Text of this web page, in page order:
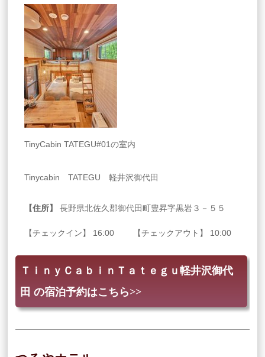
TinyCabin TATEGU#01の室内
Tinycabin TATEGU 軽井沢御代田
【住所】 長野県北佐久郡御代田町豊昇字黒岩３－５５
【チェックイン】 16:00 【チェックアウト】 10:00
ＴｉｎｙＣａｂｉｎＴａｔｅｇｕ軽井沢御代
田 の宿泊予約はこちら>>